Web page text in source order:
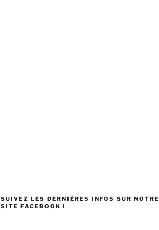
SUIVEZ LES DERNIÈRES INFOS SUR NOTRE
SITE FACEBOOK !